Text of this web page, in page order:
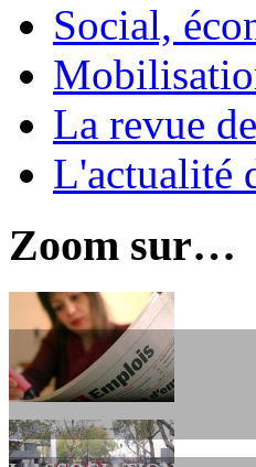
Social,
La revue
L'actualité
Zoom sur…